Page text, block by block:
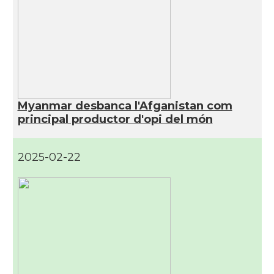
Myanmar desbanca l'Afganistan com
principal productor d'opi del món
2025-02-22